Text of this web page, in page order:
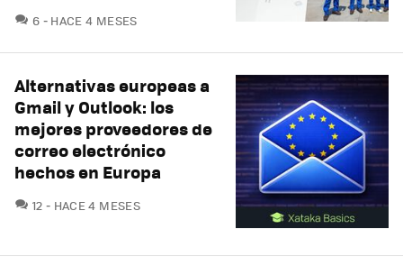
6 COMENTARIOS
HACE 4 MESES
Alternativas europeas a
Gmail y Outlook: los
mejores proveedores de
correo electrónico
hechos en Europa
12 COMENTARIOS
HACE 4 MESES